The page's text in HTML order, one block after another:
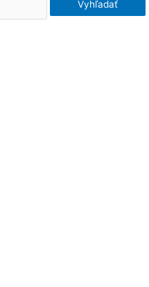
Vyhľadať